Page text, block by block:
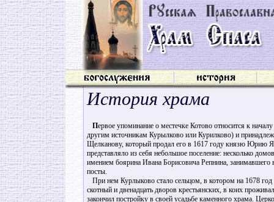
История храма
Первое упоминание о местечке Котово относится к
другим источникам Курылково или Курилково) и
Щелканову, который продал его в 1617 году князю Юрию
представляло из себя небольшое поселение: несколько
имением боярина Ивана Борисовича Репнина, занимавшего
посты.
При нем Курлыково стало сельцом, в котором на 1678
скотный и двенадцать дворов крестьянских, в коих
закончил постройку в своей усадьбе каменного храма.